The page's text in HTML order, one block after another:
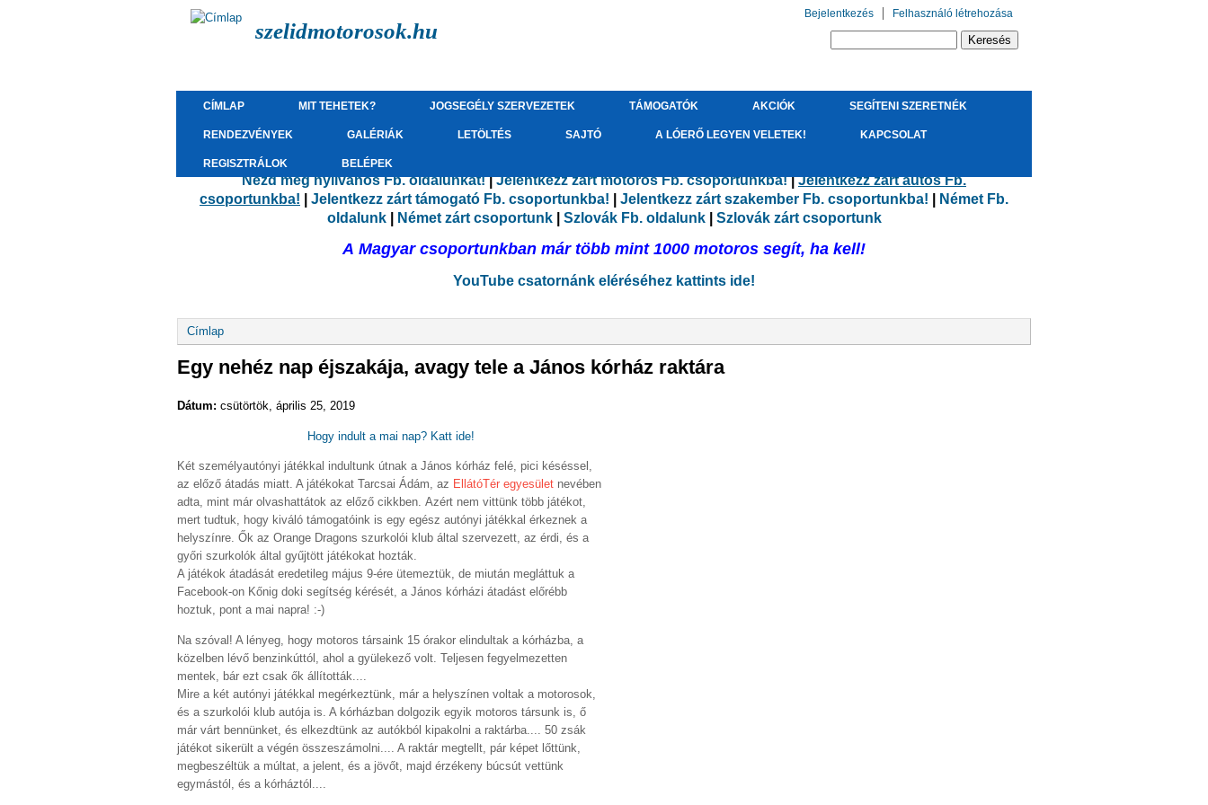
szelidmotorosok.hu
Bejelentkezés Felhasználó létrehozása
CÍMLAP MIT TEHETEK? JOGSEGÉLY SZERVEZETEK TÁMOGATÓK AKCIÓK SEGÍTENI SZERETNÉK
RENDEZVÉNYEK GALÉRIÁK LETÖLTÉS SAJTÓ A LÓERŐ LEGYEN VELETEK! KAPCSOLAT
REGISZTRÁLOK BELÉPEK
Nézd meg nyilvános Fb. oldalunkat!|Jelentkezz zárt motoros Fb. csoportunkba!|Jelentkezz zárt autós Fb.
csoportunkba!
Jelentkezz zárt támogató Fb. csoportunkba! Jelentkezz zárt szakember Fb. csoportunkba!
Német Fb.
oldalunk
Német zárt csoportunk Szlovák Fb. oldalunk Szlovák zárt csoportunk
A Magyar csoportunkban már több mint 1000 motoros segít, ha kell!
YouTube csatornánk eléréséhez kattints ide!
Jelenlegi hely
Címlap
Egy nehéz nap éjszakája, avagy tele a János kórház raktára
Dátum: csütörtök, április 25, 2019
Hogy indult a mai nap? Katt ide!
Két személyautónyi játékkal indultunk útnak a János kórház felé, pici késéssel,
az előző átadás miatt. A játékokat Tarcsai Ádám, az EllátóTér egyesület nevében
adta, mint már olvashattátok az előző cikkben. Azért nem vittünk több játékot,
mert tudtuk, hogy kiváló támogatóink is egy egész autónyi játékkal érkeznek a
helyszínre. Ők az Orange Dragons szurkolói klub által szervezett, az érdi, és a
győri szurkolók által gyűjtött játékokat hozták.
A játékok átadását eredetileg május 9-ére ütemeztük, de miután megláttuk a
Facebook-on Kőnig doki segítség kérését, a János kórházi átadást előrébb
hoztuk, pont a mai napra! :-)
Na szóval! A lényeg, hogy motoros társaink 15 órakor elindultak a kórházba, a
közelben lévő benzinkúttól, ahol a gyülekező volt. Teljesen fegyelmezetten
mentek, bár ezt csak ők állították....
Mire a két autónyi játékkal megérkeztünk, már a helyszínen voltak a motorosok,
és a szurkolói klub autója is. A kórházban dolgozik egyik motoros társunk is, ő
már várt bennünket, és elkezdtünk az autókból kipakolni a raktárba.... 50 zsák
játékot sikerült a végén összeszámolni.... A raktár megtellt, pár képet lőttünk,
megbeszéltük a múltat, a jelent, és a jövőt, majd érzékeny búcsút vettünk
egymástól, és a kórháztól....